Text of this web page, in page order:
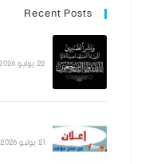
Recent Posts
22 يوليو 2026
21 يوليو 2026